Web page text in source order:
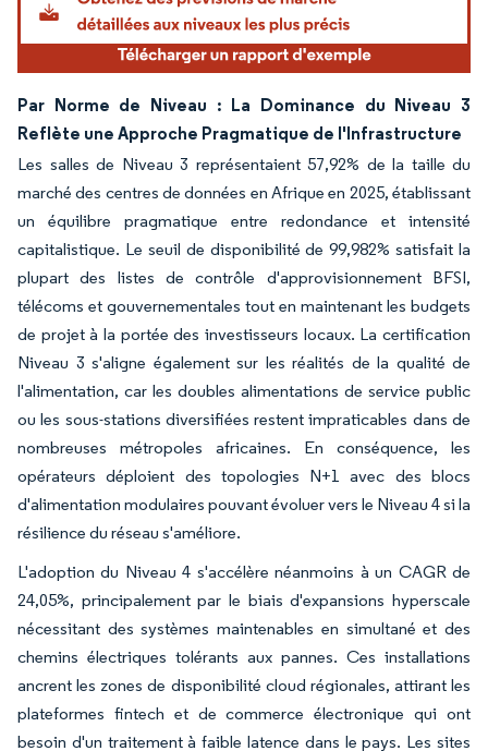
Par Norme de Niveau : La Dominance du Niveau 3
Reflète une Approche Pragmatique de l'Infrastructure
Les salles de Niveau 3 représentaient 57,92% de la taille du
marché des centres de données en Afrique en 2025, établissant
un équilibre pragmatique entre redondance et intensité
capitalistique. Le seuil de disponibilité de 99,982% satisfait la
plupart des listes de contrôle d'approvisionnement BFSI,
télécoms et gouvernementales tout en maintenant les budgets
de projet à la portée des investisseurs locaux. La certification
Niveau 3 s'aligne également sur les réalités de la qualité de
l'alimentation, car les doubles alimentations de service public
ou les sous-stations diversifiées restent impraticables dans de
nombreuses métropoles africaines. En conséquence, les
opérateurs déploient des topologies N+1 avec des blocs
d'alimentation modulaires pouvant évoluer vers le Niveau 4 si la
résilience du réseau s'améliore.
L'adoption du Niveau 4 s'accélère néanmoins à un CAGR de
24,05%, principalement par le biais d'expansions hyperscale
nécessitant des systèmes maintenables en simultané et des
chemins électriques tolérants aux pannes. Ces installations
ancrent les zones de disponibilité cloud régionales, attirant les
plateformes fintech et de commerce électronique qui ont
besoin d'un traitement à faible latence dans le pays. Les sites